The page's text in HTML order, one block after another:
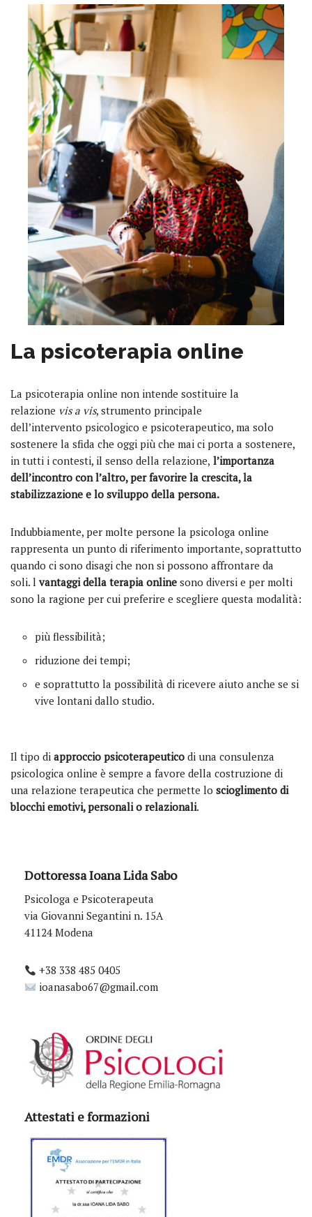
La psicoterapia online
La psicoterapia online non intende sostituire la
relazione vis a vis, strumento principale
dell’intervento psicologico e psicoterapeutico, ma solo
sostenere la sfida che oggi più che mai ci porta a sostenere,
in tutti i contesti, il senso della relazione, l’importanza
dell’incontro con l’altro, per favorire la crescita, la
stabilizzazione e lo sviluppo della persona.
Indubbiamente, per molte persone la psicologa online
rappresenta un punto di riferimento importante, soprattutto
quando ci sono disagi che non si possono affrontare da
soli. l vantaggi della terapia online sono diversi e per molti
sono la ragione per cui preferire e scegliere questa modalità:
più flessibilità;
riduzione dei tempi;
e soprattutto la possibilità di ricevere aiuto anche se si
vive lontani dallo studio.
Il tipo di approccio psicoterapeutico di una consulenza
psicologica online è sempre a favore della costruzione di
una relazione terapeutica che permette lo scioglimento di
blocchi emotivi, personali o relazionali.
Dottoressa Ioana Lida Sabo
Psicologa e Psicoterapeuta
via Giovanni Segantini n. 15A
41124 Modena
+38 338 485 0405
ioanasabo67@gmail.com
Attestati e formazioni